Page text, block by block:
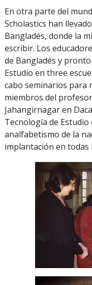
En otra parte del
Scholastics han
Bangladés, donde la
escribir. Los
de Bangladés y
Estudio en three
cabo seminarios para
miembros del
Jahangirnagar en
Tecnología de
analfabetismo de la
implantación en todas